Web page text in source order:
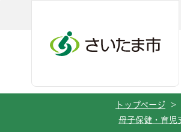
トップページ >
母子保健・育児